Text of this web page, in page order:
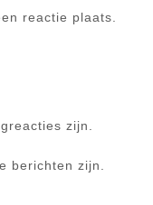
reactie plaats.
zijn.
berichten zijn.